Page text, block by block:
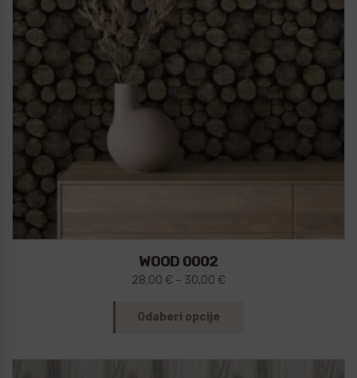
WOOD 0002
28,00 € – 30,00 €
Odaberi opcije